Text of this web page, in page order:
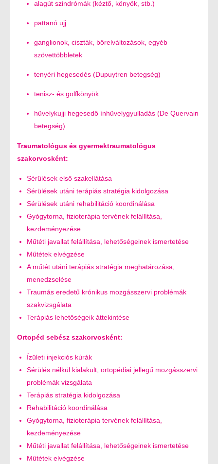
alagút szindrómák (kéztő, könyök, stb.)
pattanó ujj
ganglionok, ciszták, bőrelváltozások, egyéb
szövettöbbletek
tenyéri hegesedés (Dupuytren betegség)
tenisz- és golfkönyök
hüvelykujji hegesedő ínhüvelygyulladás (De Quervain
betegség)
Traumatológus és gyermektraumatológus
szakorvosként:
Sérülések első szakellátása
Sérülések utáni terápiás stratégia kidolgozása
Sérülések utáni rehabilitáció koordinálása
Gyógytorna, fizioterápia tervének felállítása,
kezdeményezése
Műtéti javallat felállítása, lehetőségeinek ismertetése
Műtétek elvégzése
A műtét utáni terápiás stratégia meghatározása,
menedzselése
Traumás eredetű krónikus mozgásszervi problémák
szakvizsgálata
Terápiás lehetőségeik áttekintése
Ortopéd sebész szakorvosként:
Ízületi injekciós kúrák
Sérülés nélkül kialakult, ortopédiai jellegű mozgásszervi
problémák vizsgálata
Terápiás stratégia kidolgozása
Rehabilitáció koordinálása
Gyógytorna, fizioterápia tervének felállítása,
kezdeményezése
Műtéti javallat felállítása, lehetőségeinek ismertetése
Műtétek elvégzése